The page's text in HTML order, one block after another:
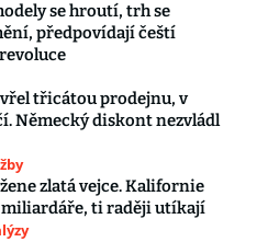
se hroutí, trh se
předpovídají čeští
třicátou prodejnu, v
Německý diskont nezvládl
zlatá vejce. Kalifornie
miliardáře, ti raději utíkají